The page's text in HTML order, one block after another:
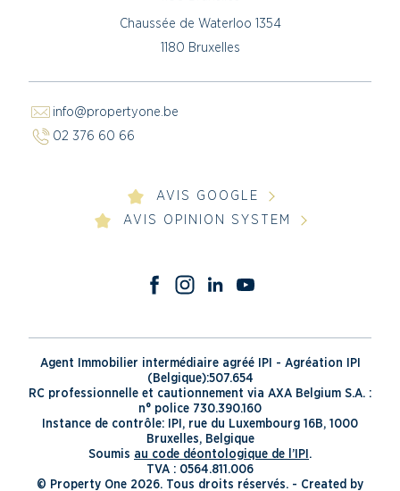
Chaussée de Waterloo 1354
1180 Bruxelles
info@propertyone.be
02 376 60 66
AVIS GOOGLE
AVIS OPINION SYSTEM
Agent Immobilier intermédiaire agréé IPI - Agréation IPI
(Belgique):507.654
RC professionnelle et cautionnement via AXA Belgium S.A. :
n° police 730.390.160
Instance de contrôle: IPI, rue du Luxembourg 16B, 1000
Bruxelles, Belgique
Soumis au code déontologique de l’IPI .
TVA : 0564.811.006
© Property One 2026. Tous droits réservés. - Created by